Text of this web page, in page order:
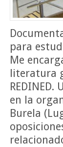
para
Me
literatura
en la
Burela